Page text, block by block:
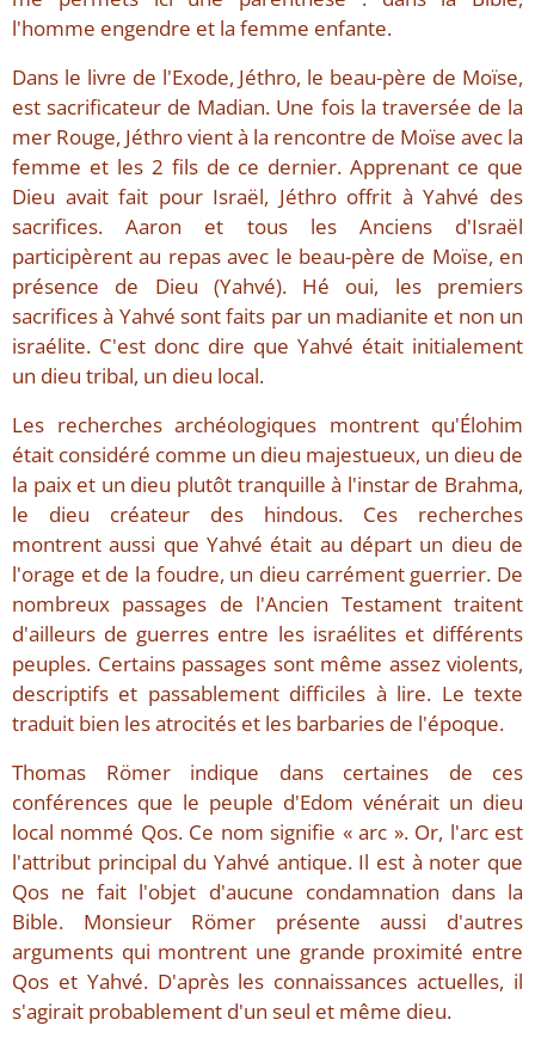
l'homme engendre et la femme enfante.
Dans le livre de l'Exode, Jéthro, le beau-père de Moïse,
est sacrificateur de Madian. Une fois la traversée de la
mer Rouge, Jéthro vient à la rencontre de Moïse avec la
femme et les 2 fils de ce dernier. Apprenant ce que
Dieu avait fait pour Israël, Jéthro offrit à Yahvé des
sacrifices. Aaron et tous les Anciens d'Israël
participèrent au repas avec le beau-père de Moïse, en
présence de Dieu (Yahvé). Hé oui, les premiers
sacrifices à Yahvé sont faits par un madianite et non un
israélite. C'est donc dire que Yahvé était initialement
un dieu tribal, un dieu local.
Les recherches archéologiques montrent qu'Élohim
était considéré comme un dieu majestueux, un dieu de
la paix et un dieu plutôt tranquille à l'instar de Brahma,
le dieu créateur des hindous. Ces recherches
montrent aussi que Yahvé était au départ un dieu de
l'orage et de la foudre, un dieu carrément guerrier. De
nombreux passages de l'Ancien Testament traitent
d'ailleurs de guerres entre les israélites et différents
peuples. Certains passages sont même assez violents,
descriptifs et passablement difficiles à lire. Le texte
traduit bien les atrocités et les barbaries de l'époque.
Thomas Römer indique dans certaines de ces
conférences que le peuple d'Edom vénérait un dieu
local nommé Qos. Ce nom signifie « arc ». Or, l'arc est
l'attribut principal du Yahvé antique. Il est à noter que
Qos ne fait l'objet d'aucune condamnation dans la
Bible. Monsieur Römer présente aussi d'autres
arguments qui montrent une grande proximité entre
Qos et Yahvé. D'après les connaissances actuelles, il
s'agirait probablement d'un seul et même dieu.